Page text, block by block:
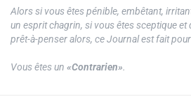
Alors si vous êtes pénible, embêtant,
un esprit chagrin, si vous êtes sceptique et
prêt-à-penser alors, ce Journal est fait
Vous êtes un «Contrarien».